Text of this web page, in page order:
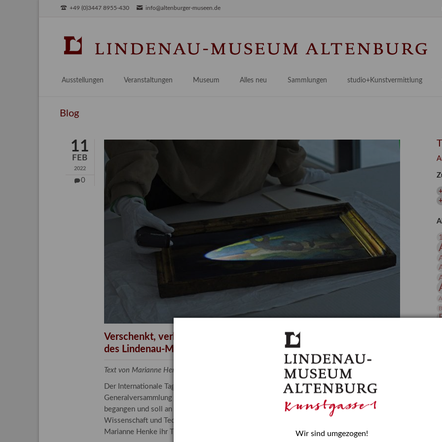
+49 (0)3447 8955-430 info@altenburger-museen.de
Ausstellungen
Aktuell
Veranstaltungen Museum
Praktikum / Praxisprojekt
Bestandskataloge & Editionen
Gesamtverzeichnis
Kalender
Alles neu
Provenienzforschung
Kulturelle Vermittlung
Länderübergreifende kulturtouristische Ziele
Sammlungen
Malerei 17.–19. Jh.
Deutsche Malerei 20./21. Jh.
Grafische Sammlung
Kunstbibliothek
Restaurierung
Forschung
studio+Kunstvermittlung
Angebote für Erwachsene
Angebote für Kitas
Blog
11
FEB
2022
0
Verschenkt, verkauft, vergessen? – Kunstdetektivinnen im Dienste
des Lindenau-Museums
Text von Marianne Henke, Provenienzforscherin am Lindenau-Museum Altenburg
Der Internationale Tag der Frauen und Mädchen in der Wissenschaft wurde 2015 in der
Generalversammlung der Vereinten Nationen beschlossen. Er wird jährlich am 11. Februar
begangen und soll an die entscheidende Rolle erinnern, die Mädchen und Frauen in
Wissenschaft und Technologie spielen. In ihrem Blogbeitrag stellt Provenienzforscherin
Marianne Henke ihr Tätigkeitsfeld vor.
Wir sind umgezogen!